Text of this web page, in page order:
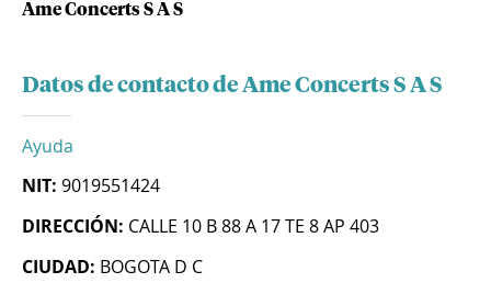
Ame Concerts S A S
Datos de contacto de Ame Concerts S A S
Ayuda
NIT: 9019551424
DIRECCIÓN: CALLE 10 B 88 A 17 TE 8 AP 403
CIUDAD: BOGOTA D C